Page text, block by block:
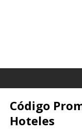
Código
Hoteles